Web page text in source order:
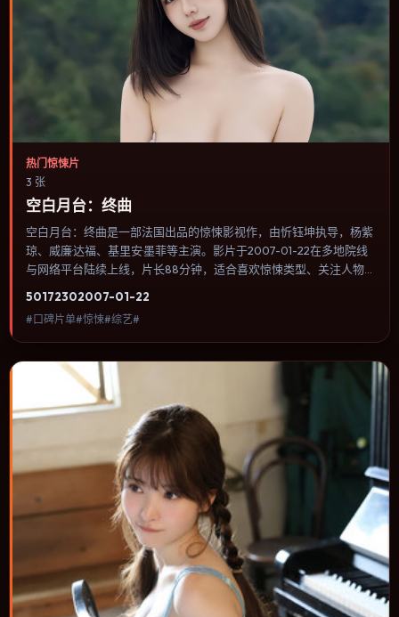
热门惊悚片
3 张
空白月台：终曲
空白月台：终曲是一部法国出品的惊悚影视作，由忻钰坤执导，杨紫
琼、威廉·达福、基里安·墨菲等主演。影片于2007-01-22在多地院线
与网络平台陆续上线，片长88分钟，适合喜欢惊悚类型、关注人物
语言统一，可作为休闲观影或类型片补片的选择。
50172302007-01-22
#口碑片单#惊悚#综艺#